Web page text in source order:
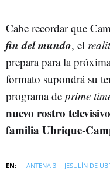
Cabe recordar que
fin del mundo, el
prepara para la
formato supondrá su
programa de prime
nuevo rostro televisivo
familia Ubrique-
ANTENA 3 JESULÍN DE